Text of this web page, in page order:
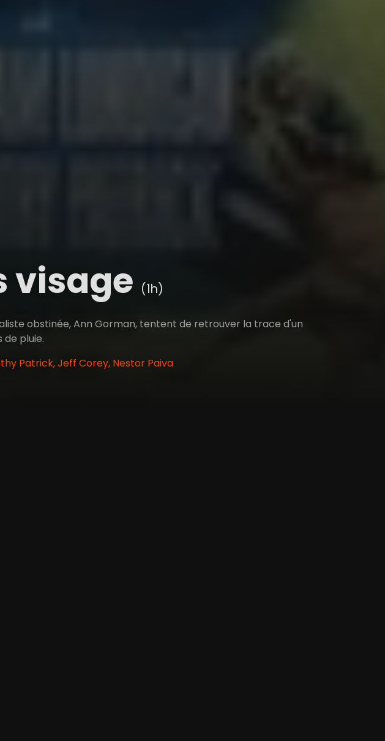
visage (1h)
obstinée, Ann Gorman, tentent de retrouver la trace d'un
de pluie.
Patrick, Jeff Corey, Nestor Paiva